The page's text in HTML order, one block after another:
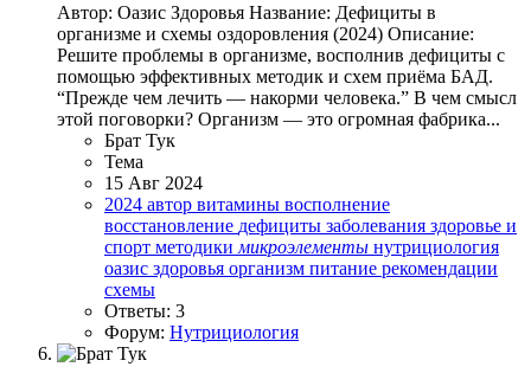
Автор: Оазис Здоровья Название: Дефициты в
организме и схемы оздоровления (2024) Описание:
Решите проблемы в организме, восполнив дефициты с
помощью эффективных методик и схем приёма БАД.
“Прежде чем лечить — накорми человека.” В чем смысл
этой поговорки? Организм — это огромная фабрика...
Брат Тук
Тема
15 Авг 2024
2024 автор витамины восполнение
восстановление дефициты заболевания здоровье и
спорт методики микроэлементы нутрициология
оазис здоровья организм питание рекомендации
схемы
Ответы: 3
Форум: Нутрициология